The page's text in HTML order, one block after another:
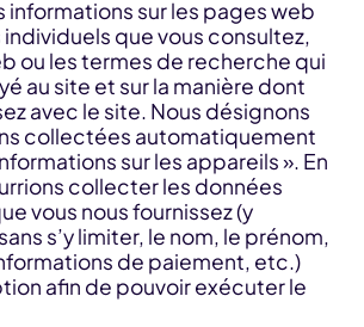
informations sur les pages web
que vous consultez,
ou les termes de recherche qui
au site et sur la manière dont
avec le site. Nous désignons
collectées automatiquement
sur les appareils ». En
collecter les données
vous nous fournissez (y
s’y limiter, le nom, le prénom,
de paiement, etc.)
afin de pouvoir exécuter le